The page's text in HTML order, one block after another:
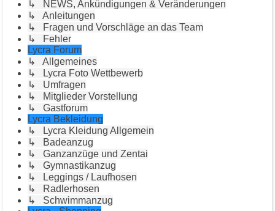
↳ NEWS, Ankündigungen & Veränderungen
↳ Anleitungen
↳ Fragen und Vorschläge an das Team
↳ Fehler
Lycra Forum
↳ Allgemeines
↳ Lycra Foto Wettbewerb
↳ Umfragen
↳ Mitglieder Vorstellung
↳ Gastforum
Lycra Bekleidung
↳ Lycra Kleidung Allgemein
↳ Badeanzug
↳ Ganzanzüge und Zentai
↳ Gymnastikanzug
↳ Leggings / Laufhosen
↳ Radlerhosen
↳ Schwimmanzug